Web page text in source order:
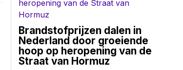
Brandstofprijzen dalen in
Nederland door groeiende
hoop op heropening van de
Straat van Hormuz